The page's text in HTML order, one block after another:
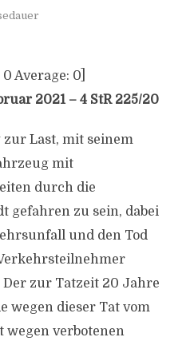
0 Average: 0]
2021 – 4 StR 225/20
zur Last, mit seinem
mit
durch die
gefahren zu sein, dabei
und den Tod
zur Tatzeit 20 Jahre
wegen dieser Tat vom
verbotenen